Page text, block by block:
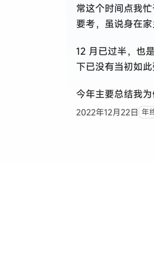
常这个时间点我
要考，虽说身在家
12 月已过半，也
下已没有当初如
今年主要总结我
2022年12月22日 年